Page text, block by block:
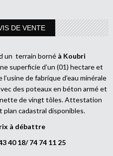
DE VENTE
un terrain borné à Koubri
superficie d’un (01) hectare et
de fabrique d’eau minérale
des poteaux en béton armé et
de vingt tôles. Attestation
plan cadastral disponibles.
à débattre
40 18/ 74 74 11 25